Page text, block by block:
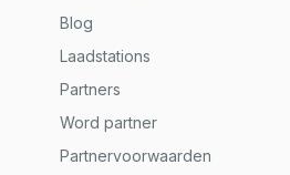
Blog
Laadstations
Partners
Word partner
Partnervoorwaarden